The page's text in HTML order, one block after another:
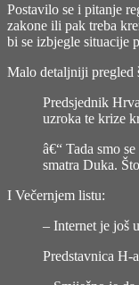
Postavilo se i pitanje
zakone ili pak treba
bi se izbjegle situacije
Malo detaljniji pregled
Predsjednik
uzroka te krize
â€“ Tada smo
smatra Duka.
I Večernjem listu:
– Internet je još
Predstavnica H-